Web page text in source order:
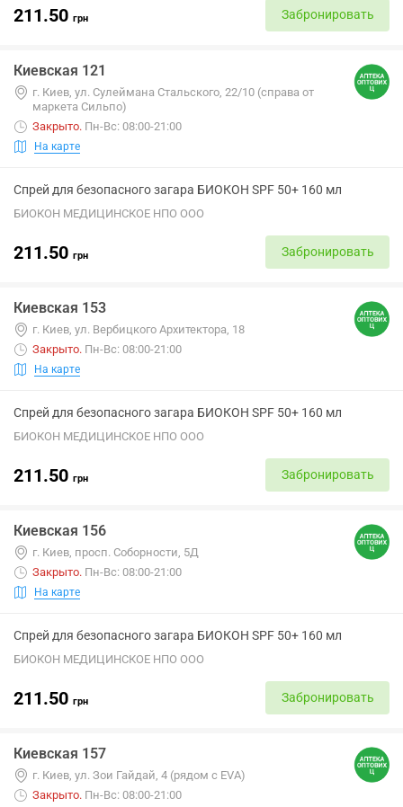
211.50 грн Забронировать
Киевская 121
г. Киев, ул. Сулеймана Стальского, 22/10 (справа от
маркета Сильпо)
Закрыто. Пн-Вс: 08:00-21:00
На карте
Спрей для безопасного загара БИОКОН SPF 50+ 160 мл
БИОКОН МЕДИЦИНСКОЕ НПО ООО
211.50 грн Забронировать
Киевская 153
г. Киев, ул. Вербицкого Архитектора, 18
Закрыто. Пн-Вс: 08:00-21:00
На карте
Спрей для безопасного загара БИОКОН SPF 50+ 160 мл
БИОКОН МЕДИЦИНСКОЕ НПО ООО
211.50 грн Забронировать
Киевская 156
г. Киев, просп. Соборности, 5Д
Закрыто. Пн-Вс: 08:00-21:00
На карте
Спрей для безопасного загара БИОКОН SPF 50+ 160 мл
БИОКОН МЕДИЦИНСКОЕ НПО ООО
211.50 грн Забронировать
Киевская 157
г. Киев, ул. Зои Гайдай, 4 (рядом с EVA)
Закрыто. Пн-Вс: 08:00-21:00